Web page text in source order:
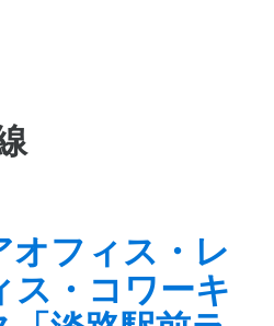
オフィス・レ
ス・コワーキ